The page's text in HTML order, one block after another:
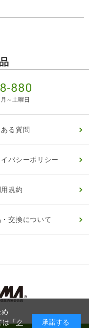
～土曜日
ある質問
バシーポリシー
用規約
交換について
は「ク 承諾する